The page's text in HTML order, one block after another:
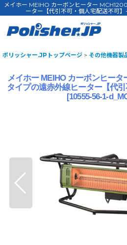
メイホー MEIHO カーボンヒーター
ーター【代引不可・個人宅配送不可
ポリッシャー.JPトップページ > その他機器製
メイホー MEIHO カーボンヒータ
タイプの遠赤外線ヒーター【代引
[10555-56-1-